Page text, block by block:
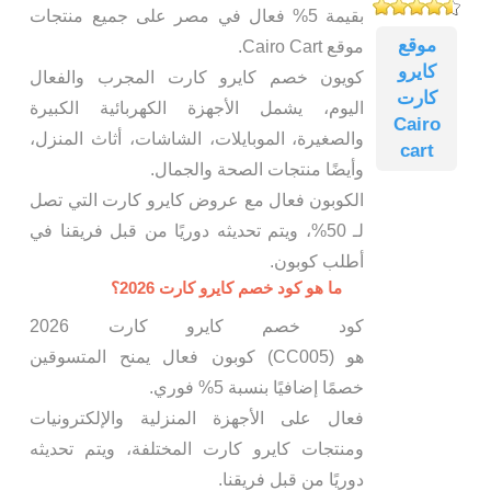
موقع
كايرو
كارت
Cairo
cart
بقيمة 5% فعال في مصر على جميع منتجات
موقع Cairo Cart.
كويون خصم كايرو كارت المجرب والفعال
اليوم، يشمل الأجهزة الكهربائية الكبيرة
والصغيرة، الموبايلات، الشاشات، أثاث المنزل،
وأيضًا منتجات الصحة والجمال.
الكوبون فعال مع عروض كايرو كارت التي تصل
لـ 50%، ويتم تحديثه دوريًا من قبل فريقنا في
أطلب كوبون.
ما هو كود خصم كايرو كارت 2026؟
كود خصم كايرو كارت 2026
هو (CC005) كوبون فعال يمنح المتسوقين
خصمًا إضافيًا بنسبة 5% فوري.
فعال على الأجهزة المنزلية والإلكترونيات
ومنتجات كايرو كارت المختلفة، ويتم تحديثه
دوريًا من قبل فريقنا.